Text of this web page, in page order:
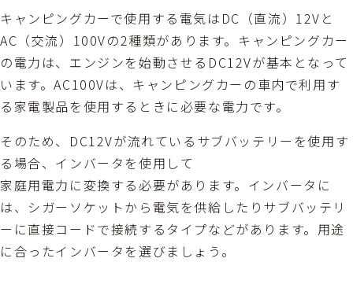
キャンピングカーで使用する電気はDC（直流）12Vと
AC（交流）100Vの2種類があります。キャンピングカー
の電力は、エンジンを始動させるDC12Vが基本となって
います。AC100Vは、キャンピングカーの車内で利用す
る家電製品を使用するときに必要な電力です。
そのため、DC12Vが流れているサブバッテリーを使用す
る場合、インバータを使用して
家庭用電力に変換する必要があります。インバータに
は、シガーソケットから電気を供給したりサブバッテリ
ーに直接コードで接続するタイプなどがあります。用途
に合ったインバータを選びましょう。